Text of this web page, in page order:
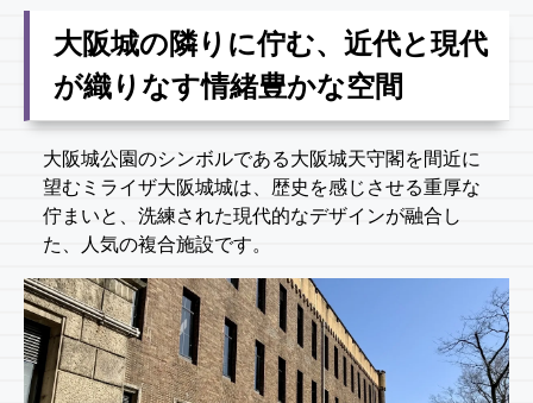
大阪城の隣りに佇む、近代と現代
が織りなす情緒豊かな空間
大阪城公園のシンボルである大阪城天守閣を間近に
望むミライザ大阪城城は、歴史を感じさせる重厚な
佇まいと、洗練された現代的なデザインが融合し
た、人気の複合施設です。